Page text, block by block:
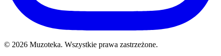
© 2026 Muzoteka. Wszystkie prawa zastrzeżone.